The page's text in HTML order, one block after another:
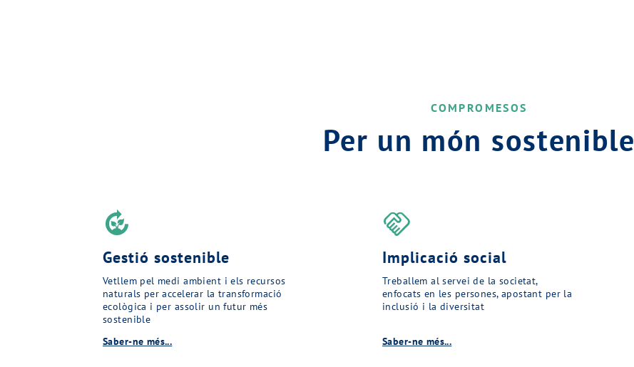
COMPROMESOS
Per un món sostenible
compost
Gestió sostenible
Vetllem pel medi ambient i els recursos
naturals per accelerar la transformació
ecològica i per assolir un futur més
sostenible
Saber-ne més...
handshake
Implicació social
Treballem al servei de la societat,
enfocats en les persones, apostant per la
inclusió i la diversitat
Saber-ne més...